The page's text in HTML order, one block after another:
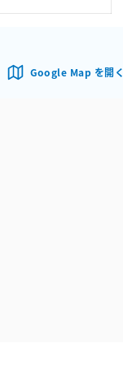
Google Map を開く